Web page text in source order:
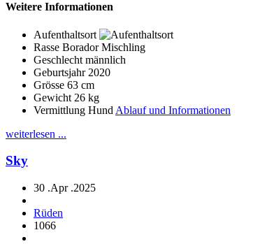
Weitere Informationen
Aufenthaltsort
Rasse Borador Mischling
Geschlecht männlich
Geburtsjahr 2020
Grösse 63 cm
Gewicht 26 kg
Vermittlung Hund Ablauf und Informationen
weiterlesen ...
Sky
30 .Apr .2025
Rüden
1066